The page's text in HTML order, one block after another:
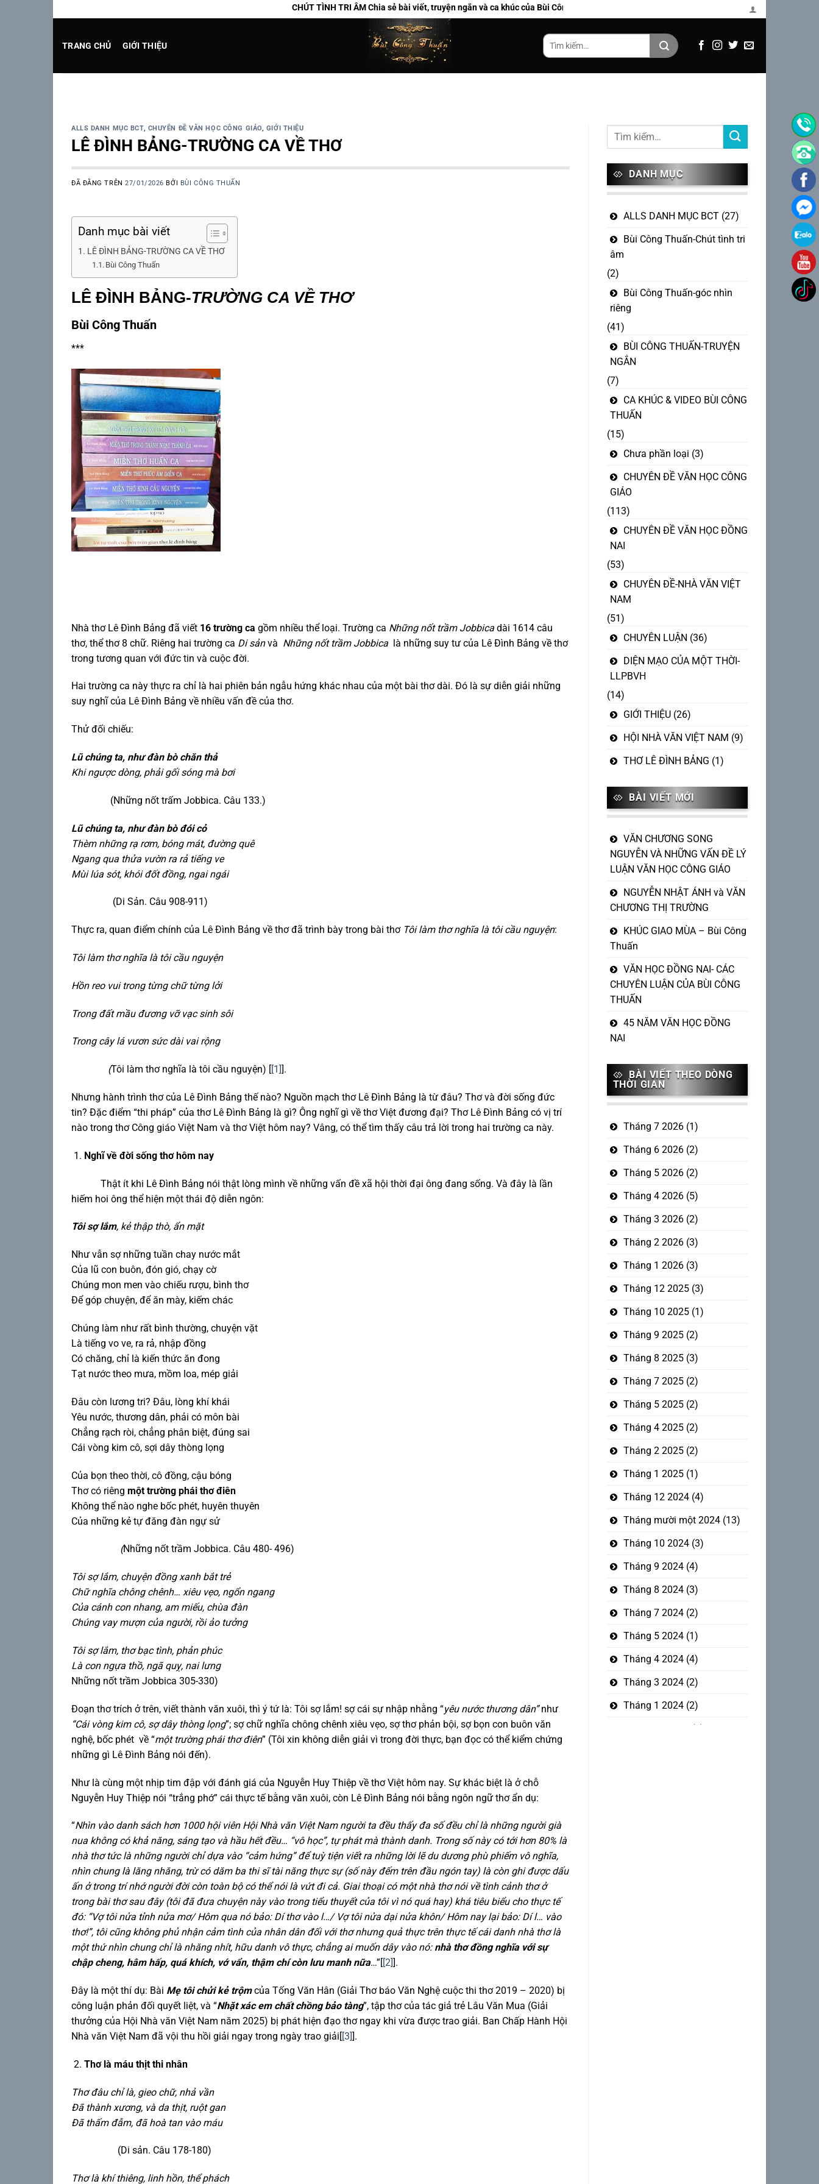
đến
dung
CHÚT TÌNH TRI ÂM Chia sẻ bài viết, truyện ngắn và ca khúc của Bùi Công Thuấn
TRANG CHỦ GIỚI THIỆU
Tìm
kiếm:
ALLS DANH MỤC BCT, CHUYÊN ĐỀ VĂN HỌC CÔNG GIÁO, GIỚI THIỆU
LÊ ĐÌNH BẢNG-TRƯỜNG CA VỀ THƠ
ĐÃ ĐĂNG TRÊN27/01/2026 BỞI BÙI CÔNG THUẤN
Danh mục bài viết
LÊ ĐÌNH BẢNG-TRƯỜNG CA VỀ THƠ
Bùi Công Thuấn
LÊ ĐÌNH BẢNG-TRƯỜNG CA VỀ THƠ
Bùi Công Thuấn
***
Nhà thơ Lê Đình Bảng đã viết 16 trường ca gồm nhiều thể loại. Trường ca Những nốt trầm Jobbica dài 1614 câu
thơ, thể thơ 8 chữ. Riêng hai trường ca Di sảnvà Những nốt trầm Jobbica là những suy tư của Lê Đình Bảng về thơ
trong tương quan với đức tin và cuộc đời.
Hai trường ca này thực ra chỉ là hai phiên bản ngẫu hứng khác nhau của một bài thơ dài. Đó là sự diễn giải những
suy nghĩ của Lê Đình Bảng về nhiều vấn đề của thơ.
Thử đối chiếu:
Lũ chúng ta, như đàn bò chăn thả
Khi ngược dòng, phải gối sóng mà bơi
(Những nốt trấm Jobbica. Câu 133.)
Lũ chúng ta, như đàn bò đói cỏ
Thèm những rạ rơm, bóng mát, đường quê
Ngang qua thửa vườn ra rả tiếng ve
Mùi lúa sót, khói đốt đồng, ngai ngái
(Di Sản. Câu 908-911)
Thực ra, quan điểm chính của Lê Đình Bảng về thơ đã trình bày trong bài thơ Tôi làm thơ nghĩa là tôi cầu nguyện:
Tôi làm thơ nghĩa là tôi cầu nguyện
Hồn reo vui trong từng chữ từng lởi
Trong đất mầu đương vỡ vạc sinh sôi
Trong cây lá vươn sức dài vai rộng
(Tôi làm thơ nghĩa là tôi cầu nguyện) [[1]].
Nhưng hành trình thơ của Lê Đình Bảng thế nào? Nguồn mạch thơ Lê Đình Bảng là từ đâu? Thơ và đời sống đức
tin? Đặc điểm “thi pháp” của thơ Lê Đình Bảng là gì? Ông nghĩ gì về thơ Việt đương đại? Thơ Lê Đình Bảng có vị trí
nào trong thơ Công giáo Việt Nam và thơ Việt hôm nay? Vâng, có thể tìm thấy câu trả lời trong hai trường ca này.
Nghĩ về đời sống thơ hôm nay
Thật ít khi Lê Đình Bảng nói thật lòng mình về những vấn đề xã hội thời đại ông đang sống. Và đây là lần
hiếm hoi ông thể hiện một thái độ diễn ngôn:
Tôi sợ lắm, kẻ thập thò, ẩn mặt
Như vẫn sợ những tuần chay nước mắt
Của lũ con buôn, đón gió, chạy cờ
Chúng mon men vào chiếu rượu, bình thơ
Để góp chuyện, để ăn mày, kiếm chác
Chúng làm như rất bình thường, chuyện vặt
Là tiếng vo ve, ra rả, nhập đồng
Có chăng, chỉ là kiến thức ăn đong
Tạt nước theo mưa, mồm loa, mép giải
Đâu còn lương tri? Đâu, lòng khí khái
Yêu nước, thương dân, phải có môn bài
Chẳng rạch ròi, chẳng phân biệt, đúng sai
Cái vòng kim cô, sợi dây thòng lọng
Của bọn theo thời, cô đồng, cậu bóng
Thơ có riêng một trường phái thơ điên
Không thể nào nghe bốc phét, huyên thuyên
Của những kẻ tự đăng đàn ngự sử
(Những nốt trầm Jobbica. Câu 480- 496)
Tôi sợ lắm, chuyện đồng xanh bắt trẻ
Chữ nghĩa chông chênh… xiêu vẹo, ngổn ngang
Của cánh con nhang, am miếu, chùa đàn
Chúng vay mượn của người, rồi ảo tưởng
Tôi sợ lắm, thơ bạc tình, phản phúc
Là con ngựa thồ, ngã quỵ, nai lưng
Những nốt trầm Jobbica 305-330)
Đoạn thơ trích ở trên, viết thành văn xuôi, thì ý tứ là: Tôi sợ lắm! sợ cái sự nhập nhằng “yêu nước thương dân”như
“Cái vòng kim cô, sợ dây thòng lọng”; sợ chữ nghĩa chông chênh xiêu vẹo, sợ thơ phản bội, sợ bọn con buôn văn
nghệ, bốc phét về “một trường phái thơ điên” (Tôi xin không diễn giải vì trong đời thực, bạn đọc có thể kiểm chứng
những gì Lê Đình Bảng nói đến).
Như là cùng một nhịp tim đập với đánh giá của Nguyễn Huy Thiệp về thơ Việt hôm nay. Sự khác biệt là ở chỗ
Nguyễn Huy Thiệp nói “trắng phớ” cái thực tế bằng văn xuôi, còn Lê Đình Bảng nói bằng ngôn ngữ thơ ẩn dụ:
“Nhìn vào danh sách hơn 1000 hội viên Hội Nhà văn Việt Nam người ta đều thấy đa số đều chỉ là những người già
nua không có khả năng, sáng tạo và hầu hết đều… “vô học”, tự phát mà thành danh. Trong số này có tới hơn 80% là
nhà thơ tức là những người chỉ dựa vào “cảm hứng” để tuỳ tiện viết ra những lời lẽ du dương phù phiếm vô nghĩa,
nhìn chung là lăng nhăng, trừ có dăm ba thi sĩ tài năng thực sự (số này đếm trên đầu ngón tay) là còn ghi được dấu
ấn ở trong trí nhớ người đời còn toàn bộ có thể nói là vứt đi cả. Giai thoại có một nhà thơ nói về tình cảnh thơ ở
trong bài thơ sau đây (tôi đã đưa chuyện này vào trong tiểu thuyết của tôi vì nó quá hay) khá tiêu biểu cho thực tế
đó: “Vợ tôi nửa tỉnh nửa mơ/ Hôm qua nó bảo: Dí thơ vào l…/ Vợ tôi nửa dại nửa khôn/ Hôm nay lại bảo: Dí l… vào
thơ!”, tôi cũng không phủ nhận cảm tình của nhân dân đối với thơ nhưng quả thực trên thực tế cái danh nhà thơ là
một thứ nhìn chung chỉ là nhăng nhít, hữu danh vô thực, chẳng ai muốn dây vào nó: nhà thơ đồng nghĩa với sự
chập cheng, hâm hấp, quá khích, vớ vẩn, thậm chí còn lưu manh nữa…”[[2]].
Đây là một thí dụ: Bài Mẹ tôi chửi kẻ trộmcủa Tống Văn Hân (Giải Thơ báo Văn Nghệ cuộc thi thơ 2019 – 2020) bị
công luận phản đối quyết liệt, và “Nhặt xác em chất chồng bảo tàng”, tập thơ của tác giả trẻ Lâu Văn Mua (Giải
thưởng của Hội Nhà văn Việt Nam năm 2025) bị phát hiện đạo thơ ngay khi vừa được trao giải. Ban Chấp Hành Hội
Nhà văn Việt Nam đã vội thu hồi giải ngay trong ngày trao giải[[3]].
Thơ là máu thịt thi nhân
Thơ đâu chỉ là, gieo chữ, nhả vần
Đã thành xương, và da thịt, ruột gan
Đã thấm đẫm, đã hoà tan vào máu
(Di sản. Câu 178-180)
Thơ là khí thiêng, linh hồn, thể phách
DANH MỤC
ALLS DANH MỤC BCT(27)
Bùi Công Thuấn-Chút tình tri
âm
(2)
Bùi Công Thuấn-góc nhìn
riêng
(41)
BÙI CÔNG THUẤN-TRUYỆN
NGẮN
(7)
CA KHÚC & VIDEO BÙI CÔNG
THUẤN
(15)
Chưa phần loại (3)
CHUYÊN ĐỀ VĂN HỌC CÔNG
GIÁO
(113)
CHUYÊN ĐỀ VĂN HỌC ĐỒNG
NAI
(53)
CHUYÊN ĐỀ-NHÀ VĂN VIỆT
NAM
(51)
CHUYÊN LUẬN (36)
DIỆN MẠO CỦA MỘT THỜI-
LLPBVH
(14)
GIỚI THIỆU(26)
HỘI NHÀ VĂN VIỆT NAM (9)
THƠ LÊ ĐÌNH BẢNG (1)
BÀI VIẾT MỚI
VĂN CHƯƠNG SONG
NGUYỄN VÀ NHỮNG VẤN ĐỀ LÝ
LUẬN VĂN HỌC CÔNG GIÁO
NGUYỄN NHẬT ÁNH và VĂN
CHƯƠNG THỊ TRƯỜNG
KHÚC GIAO MÙA – Bùi Công
Thuấn
VĂN HỌC ĐỒNG NAI- CÁC
CHUYÊN LUẬN CỦA BÙI CÔNG
THUẤN
45 NĂM VĂN HỌC ĐỒNG
NAI
BÀI VIẾT THEO DÒNG
THỜI GIAN
Tháng 7 2026(1)
Tháng 6 2026(2)
Tháng 5 2026(2)
Tháng 4 2026(5)
Tháng 3 2026(2)
Tháng 2 2026(3)
Tháng 1 2026(3)
Tháng 12 2025(3)
Tháng 10 2025(1)
Tháng 9 2025(2)
Tháng 8 2025(3)
Tháng 7 2025(2)
Tháng 5 2025(2)
Tháng 4 2025(2)
Tháng 2 2025(2)
Tháng 1 2025(1)
Tháng 12 2024(4)
Tháng mười một 2024(13)
Tháng 10 2024(3)
Tháng 9 2024(4)
Tháng 8 2024(3)
Tháng 7 2024(2)
Tháng 5 2024(1)
Tháng 4 2024(4)
Tháng 3 2024(2)
Tháng 1 2024(2)
(5)